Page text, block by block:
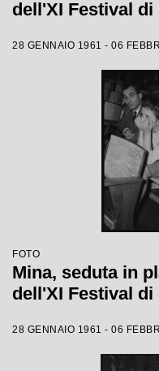
dell'XI Festival di
28 GENNAIO 1961 - 06
FOTO
Mina, seduta in
dell'XI Festival di
28 GENNAIO 1961 - 06